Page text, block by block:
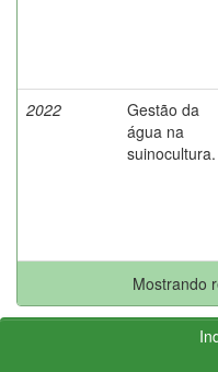
2022
Gestão da
água na
suinocultura.
Mostrando